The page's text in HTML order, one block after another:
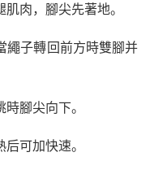
肉，腳尖先著地。
繩子轉回前方時雙腳并
腳尖向下。
可加快速。